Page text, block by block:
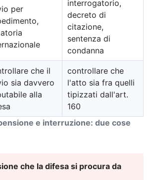
e interruzione: due cose
per
interrogatorio,
decreto di
citazione,
sentenza di
condanna
che il
sia davvero
alla
controllare che
l'atto sia fra quelli
tipizzati dall'art.
160
che la difesa si procura da